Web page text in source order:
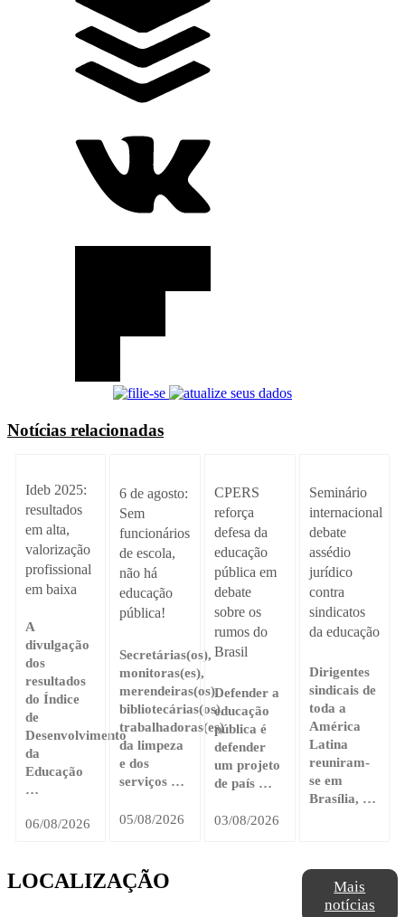
Notícias relacionadas
Ideb 2025:
resultados
em alta,
valorização
profissional
em baixa
A
divulgação
dos
resultados
do Índice
de
Desenvolvimento
da
Educação
…
06/08/2026
6 de agosto:
Sem
funcionários
de escola,
não há
educação
pública!
Secretárias(os),
monitoras(es),
merendeiras(os),
bibliotecárias(os),
trabalhadoras(es)
da limpeza
e dos
serviços …
05/08/2026
CPERS
reforça
defesa da
educação
pública em
debate
sobre os
rumos do
Brasil
Defender a
educação
pública é
defender
um projeto
de país …
03/08/2026
Seminário
internacional
debate
assédio
jurídico
contra
sindicatos
da educação
Dirigentes
sindicais de
toda a
América
Latina
reuniram-
se em
Brasília, …
Mais
notícias
LOCALIZAÇÃO